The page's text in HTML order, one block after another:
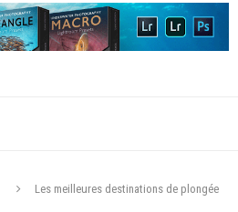
Les meilleures destinations de plongée